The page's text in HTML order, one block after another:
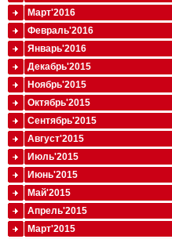
Март'2016
Февраль'2016
Январь'2016
Декабрь'2015
Ноябрь'2015
Октябрь'2015
Сентябрь'2015
Август'2015
Июль'2015
Июнь'2015
Май'2015
Апрель'2015
Март'2015